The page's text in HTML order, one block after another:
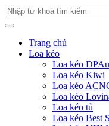
Trang chủ
Loa kéo
Loa kéo
Loa kéo Kiwi
Loa kéo
Loa kéo
Loa kéo tủ
Loa kéo Best